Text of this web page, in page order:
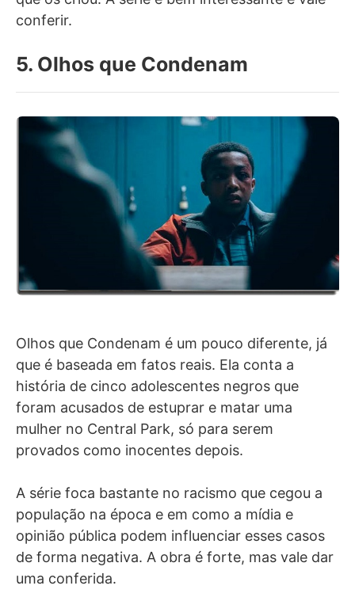
conferir.
5. Olhos que Condenam
Olhos que Condenam é um pouco diferente, já
que é baseada em fatos reais. Ela conta a
história de cinco adolescentes negros que
foram acusados de estuprar e matar uma
mulher no Central Park, só para serem
provados como inocentes depois.
A série foca bastante no racismo que cegou a
população na época e em como a mídia e
opinião pública podem influenciar esses casos
de forma negativa. A obra é forte, mas vale dar
uma conferida.